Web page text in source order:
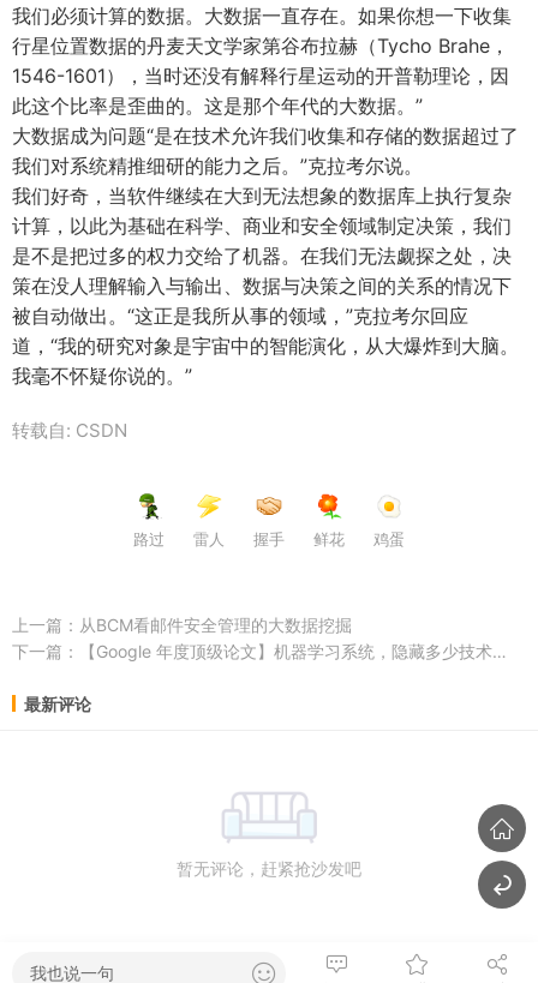
我们必须计算的数据。大数据一直存在。如果你想一下收集
行星位置数据的丹麦天文学家第谷布拉赫（Tycho Brahe，
1546-1601），当时还没有解释行星运动的开普勒理论，因
此这个比率是歪曲的。这是那个年代的大数据。”
大数据成为问题“是在技术允许我们收集和存储的数据超过了
我们对系统精推细研的能力之后。”克拉考尔说。
我们好奇，当软件继续在大到无法想象的数据库上执行复杂
计算，以此为基础在科学、商业和安全领域制定决策，我们
是不是把过多的权力交给了机器。在我们无法觑探之处，决
策在没人理解输入与输出、数据与决策之间的关系的情况下
被自动做出。“这正是我所从事的领域，”克拉考尔回应
道，“我的研究对象是宇宙中的智能演化，从大爆炸到大脑。
我毫不怀疑你说的。”
转载自: CSDN
路过 雷人 握手 鲜花 鸡蛋
上一篇： 从BCM看邮件安全管理的大数据挖掘
下一篇：
【Google 年度顶级论文】机器学习系统，隐藏多少技术债？
最新评论
暂无评论，赶紧抢沙发吧
我也说一句